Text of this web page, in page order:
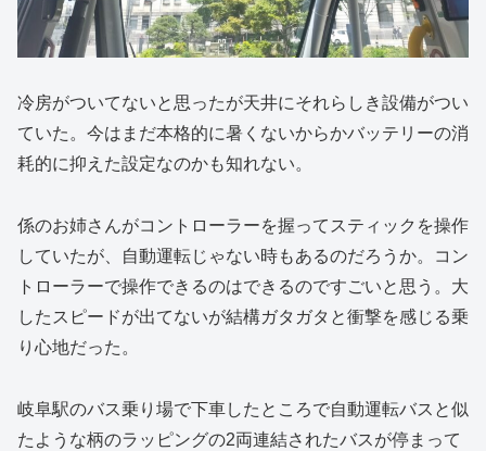
冷房がついてないと思ったが天井にそれらしき設備がつい
ていた。今はまだ本格的に暑くないからかバッテリーの消
耗的に抑えた設定なのかも知れない。
係のお姉さんがコントローラーを握ってスティックを操作
していたが、自動運転じゃない時もあるのだろうか。コン
トローラーで操作できるのはできるのですごいと思う。大
したスピードが出てないが結構ガタガタと衝撃を感じる乗
り心地だった。
岐阜駅のバス乗り場で下車したところで自動運転バスと似
たような柄のラッピングの2両連結されたバスが停まって